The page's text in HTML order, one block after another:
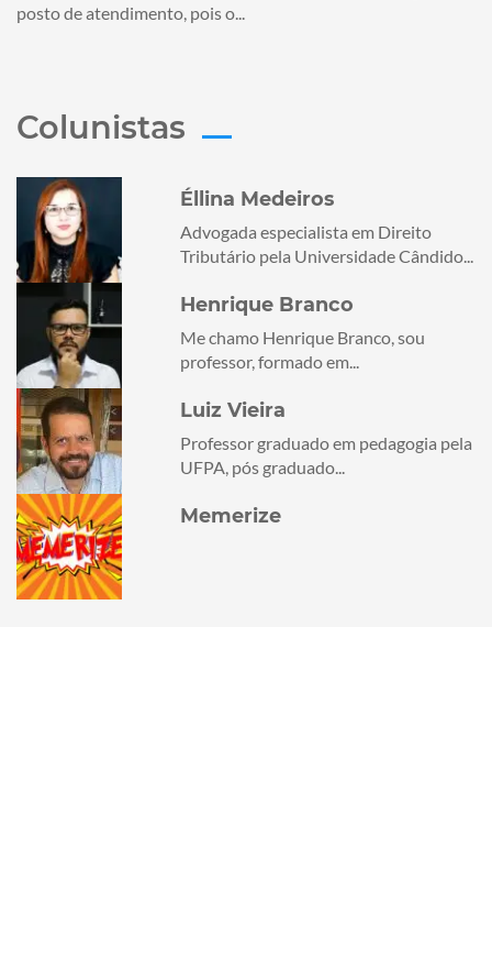
posto de atendimento, pois o...
Colunistas
Éllina Medeiros
Advogada especialista em Direito
Tributário pela Universidade Cândido...
Henrique Branco
Me chamo Henrique Branco, sou
professor, formado em...
Luiz Vieira
Professor graduado em pedagogia pela
UFPA, pós graduado...
Memerize